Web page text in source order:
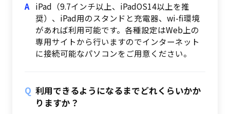
iPad（9.7インチ以上、iPadOS14以上を推
奨）、iPad用のスタンドと充電器、wi-fi環境
があれば利用可能です。各種設定はWeb上の
専用サイトから行いますのでインターネット
に接続可能なパソコンをご用意ください。
利用できるようになるまでどれくらいかか
りますか？